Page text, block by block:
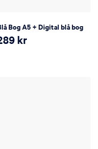
Bog A5 + Digital blå bog
kr